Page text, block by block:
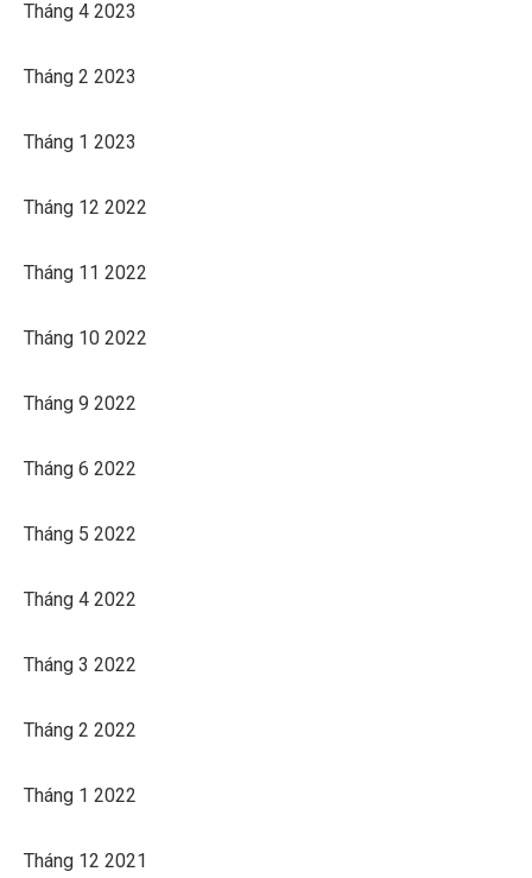
Tháng 4 2023
Tháng 2 2023
Tháng 1 2023
Tháng 12 2022
Tháng 11 2022
Tháng 10 2022
Tháng 9 2022
Tháng 6 2022
Tháng 5 2022
Tháng 4 2022
Tháng 3 2022
Tháng 2 2022
Tháng 1 2022
Tháng 12 2021